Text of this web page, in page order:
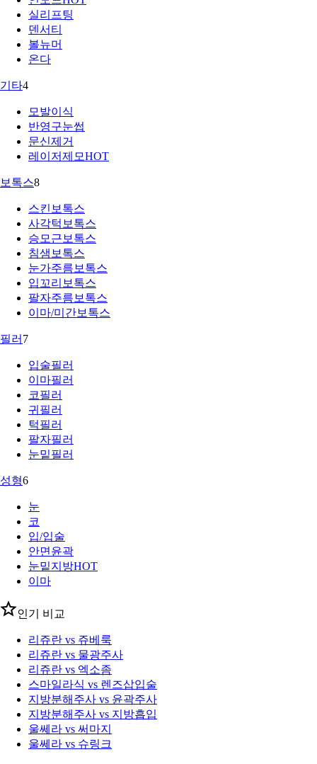
실리프팅
덴서티
볼뉴머
온다
기타4
모발이식
반영구눈썹
문신제거
레이저제모HOT
보톡스8
스킨보톡스
사각턱보톡스
승모근보톡스
침샘보톡스
눈가주름보톡스
입꼬리보톡스
팔자주름보톡스
이마/미간보톡스
필러 7
입술필러
이마필러
코필러
귀필러
턱필러
팔자필러
눈밑필러
성형6
눈
코
입/입술
안면윤곽
눈밑지방HOT
이마
인기 비교
리쥬란 vs 쥬베룩
리쥬란 vs 물광주사
리쥬란 vs 엑소좀
스마일라식 vs 렌즈삽입술
지방분해주사 vs 윤곽주사
지방분해주사 vs 지방흡입
울쎄라 vs 써마지
울쎄라 vs 슈링크